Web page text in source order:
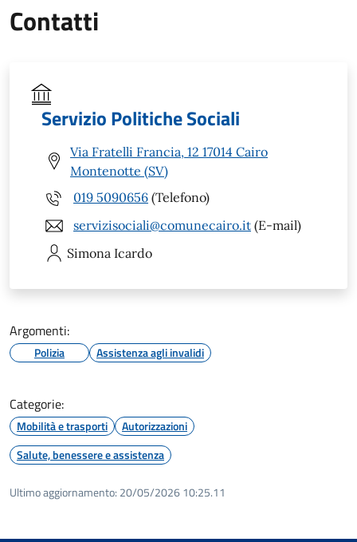
Contatti
Servizio Politiche Sociali
Via Fratelli Francia, 12 17014 Cairo
Montenotte (SV)
019 5090656 (Telefono)
servizisociali@comunecairo.it (E-mail)
Simona Icardo
Argomenti:
Polizia Assistenza agli invalidi
Categorie:
Mobilità e trasporti
Autorizzazioni
Salute, benessere e assistenza
Ultimo aggiornamento: 20/05/2026 10:25.11